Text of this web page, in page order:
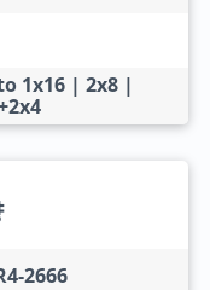
1x16 | 2x8 |
2666